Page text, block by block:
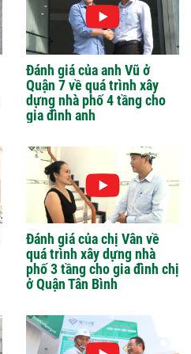
Đánh giá của anh Vũ ở
Quận 7 về quá trình xây
dựng nhà phố 4 tầng cho
gia đình anh
Đánh giá của chị Vân về
quá trình xây dựng nhà
phố 3 tầng cho gia đình chị
ở Quận Tân Bình